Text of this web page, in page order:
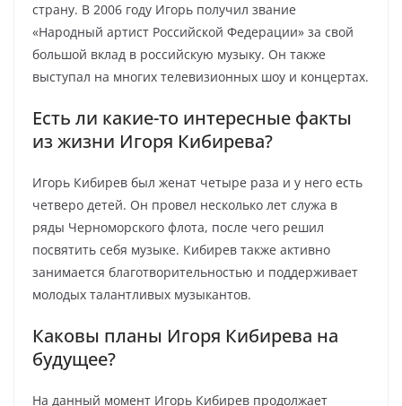
страну. В 2006 году Игорь получил звание
«Народный артист Российской Федерации» за свой
большой вклад в российскую музыку. Он также
выступал на многих телевизионных шоу и концертах.
Есть ли какие-то интересные факты
из жизни Игоря Кибирева?
Игорь Кибирев был женат четыре раза и у него есть
четверо детей. Он провел несколько лет служа в
ряды Черноморского флота, после чего решил
посвятить себя музыке. Кибирев также активно
занимается благотворительностью и поддерживает
молодых талантливых музыкантов.
Каковы планы Игоря Кибирева на
будущее?
На данный момент Игорь Кибирев продолжает